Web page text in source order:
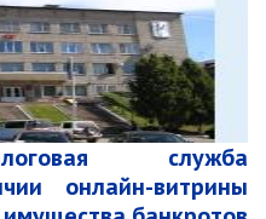
онлайн-витрины